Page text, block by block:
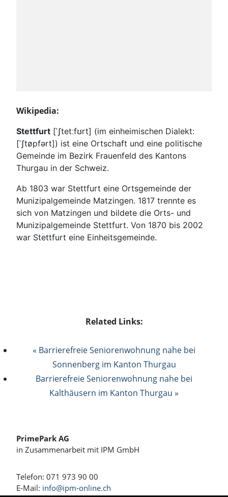
Wikipedia:
Stettfurt [ˈʃtetːfʊrt] (im einheimischen Dialekt:
[ˈʃtøpfərt]) ist eine Ortschaft und eine politische
Gemeinde im Bezirk Frauenfeld des Kantons
Thurgau in der Schweiz.
Ab 1803 war Stettfurt eine Ortsgemeinde der
Munizipalgemeinde Matzingen. 1817 trennte es
sich von Matzingen und bildete die Orts- und
Munizipalgemeinde Stettfurt. Von 1870 bis 2002
war Stettfurt eine Einheitsgemeinde.
Related Links:
« Barrierefreie Seniorenwohnung nahe bei
Sonnenberg im Kanton Thurgau
Barrierefreie Seniorenwohnung nahe bei
Kalthäusern im Kanton Thurgau »
PrimePark AG
in Zusammenarbeit mit IPM GmbH
Telefon: 071 973 90 00
E-Mail: info@ipm-online.ch